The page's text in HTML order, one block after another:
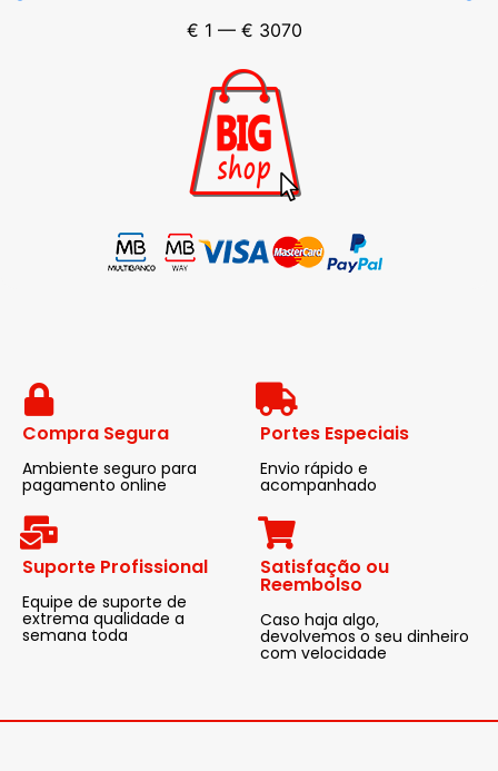
€ 1 — € 3070
Compra Segura
Ambiente seguro para
pagamento online
Portes Especiais
Envio rápido e
acompanhado
Suporte Profissional
Equipe de suporte de
extrema qualidade a
semana toda
Satisfação ou
Reembolso
Caso haja algo,
devolvemos o seu dinheiro
com velocidade